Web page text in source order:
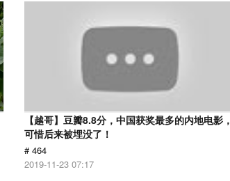
【越哥】豆瓣8.8分，中国获奖最多的内地电影，
可惜后来被埋没了！
# 464
2019-11-23 07:17